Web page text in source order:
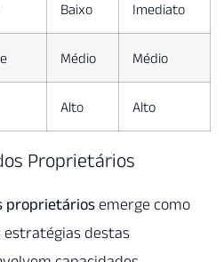
Baixo Imediato
Médio Médio
Alto Alto
Proprietários
proprietários emerge como
estratégias destas